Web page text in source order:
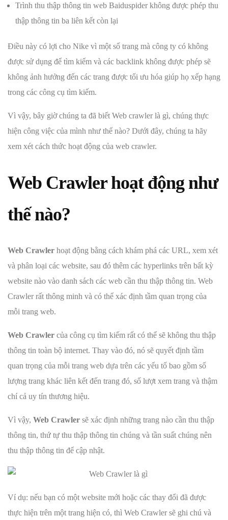
Trình thu thập thông tin web Baiduspider không được phép thu
thập thông tin ba liên kết còn lại
Điều này có lợi cho Nike vì một số trang mà công ty có không
được sử dụng để tìm kiếm và các backlink không được phép sẽ
không ảnh hưởng đến các trang được tối ưu hóa giúp họ xếp hạng
trong các công cụ tìm kiếm.
Vì vậy, bây giờ chúng ta đã biết Web crawler là gì, chúng thực
hiện công việc của mình như thế nào? Dưới đây, chúng ta hãy
xem xét cách thức hoạt động của web crawler.
Web Crawler hoạt động như
thế nào?
Web Crawler hoạt động bằng cách khám phá các URL, xem xét
và phân loại các website, sau đó thêm các hyperlinks trên bất kỳ
website nào vào danh sách các web cần thu thập thông tin. Web
Crawler rất thông minh và có thể xác định tầm quan trọng của
mỗi trang web.
Web Crawler của công cụ tìm kiếm rất có thể sẽ không thu thập
thông tin toàn bộ internet. Thay vào đó, nó sẽ quyết định tầm
quan trọng của mỗi trang web dựa trên các yếu tố bao gồm số
lượng trang khác liên kết đến trang đó, số lượt xem trang và thậm
chí cả uy tín thương hiệu.
Vì vậy, Web Crawler sẽ xác định những trang nào cần thu thập
thông tin, thứ tự thu thập thông tin chúng và tần suất chúng nên
thu thập thông tin để cập nhật.
Ví dụ: nếu bạn có một website mới hoặc các thay đổi đã được
thực hiện trên một trang hiện có, thì Web Crawler sẽ ghi chú và